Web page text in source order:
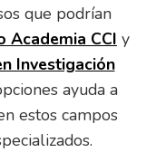
que podrían
Academia CCI y
Investigación
ayuda a
estos campos